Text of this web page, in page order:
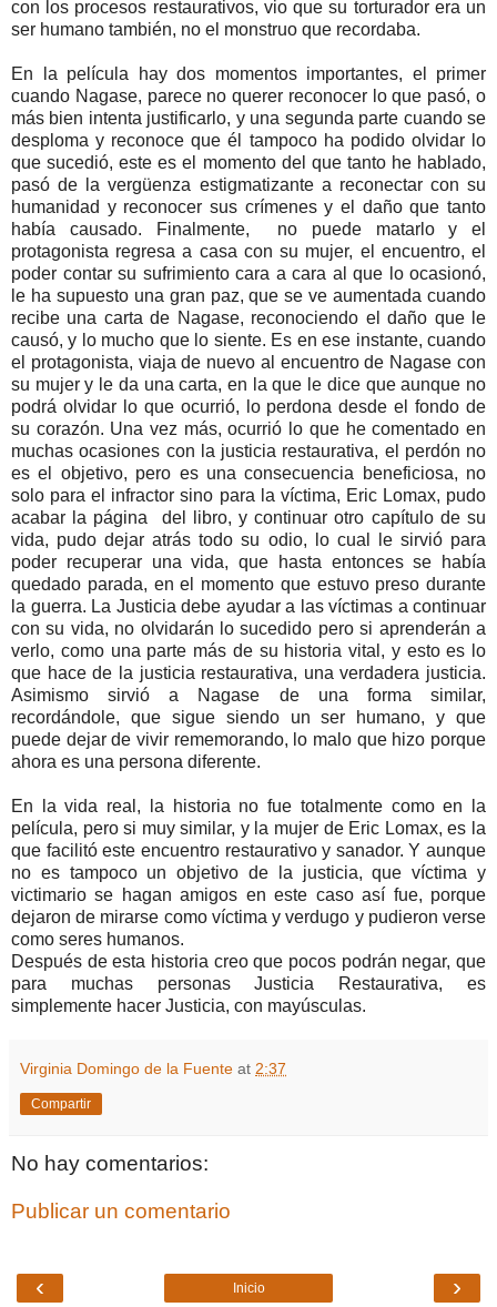
con los procesos restaurativos, vio que su torturador era un
ser humano también, no el monstruo que recordaba.
En la película hay dos momentos importantes, el primer
cuando Nagase, parece no querer reconocer lo que pasó, o
más bien intenta justificarlo, y una segunda parte cuando se
desploma y reconoce que él tampoco ha podido olvidar lo
que sucedió, este es el momento del que tanto he hablado,
pasó de la vergüenza estigmatizante a reconectar con su
humanidad y reconocer sus crímenes y el daño que tanto
había causado. Finalmente, no puede matarlo y el
protagonista regresa a casa con su mujer, el encuentro, el
poder contar su sufrimiento cara a cara al que lo ocasionó,
le ha supuesto una gran paz, que se ve aumentada cuando
recibe una carta de Nagase, reconociendo el daño que le
causó, y lo mucho que lo siente. Es en ese instante, cuando
el protagonista, viaja de nuevo al encuentro de Nagase con
su mujer y le da una carta, en la que le dice que aunque no
podrá olvidar lo que ocurrió, lo perdona desde el fondo de
su corazón. Una vez más, ocurrió lo que he comentado en
muchas ocasiones con la justicia restaurativa, el perdón no
es el objetivo, pero es una consecuencia beneficiosa, no
solo para el infractor sino para la víctima, Eric Lomax, pudo
acabar la página del libro, y continuar otro capítulo de su
vida, pudo dejar atrás todo su odio, lo cual le sirvió para
poder recuperar una vida, que hasta entonces se había
quedado parada, en el momento que estuvo preso durante
la guerra. La Justicia debe ayudar a las víctimas a continuar
con su vida, no olvidarán lo sucedido pero si aprenderán a
verlo, como una parte más de su historia vital, y esto es lo
que hace de la justicia restaurativa, una verdadera justicia.
Asimismo sirvió a Nagase de una forma similar,
recordándole, que sigue siendo un ser humano, y que
puede dejar de vivir rememorando, lo malo que hizo porque
ahora es una persona diferente.
En la vida real, la historia no fue totalmente como en la
película, pero si muy similar, y la mujer de Eric Lomax, es la
que facilitó este encuentro restaurativo y sanador. Y aunque
no es tampoco un objetivo de la justicia, que víctima y
victimario se hagan amigos en este caso así fue, porque
dejaron de mirarse como víctima y verdugo y pudieron verse
como seres humanos.
Después de esta historia creo que pocos podrán negar, que
para muchas personas Justicia Restaurativa, es
simplemente hacer Justicia, con mayúsculas.
Virginia Domingo de la Fuente at 2:37
Compartir
No hay comentarios:
Publicar un comentario
‹ ›
Inicio